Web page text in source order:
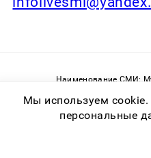
Наименование СМИ:
орган:
Мы используем
персональные